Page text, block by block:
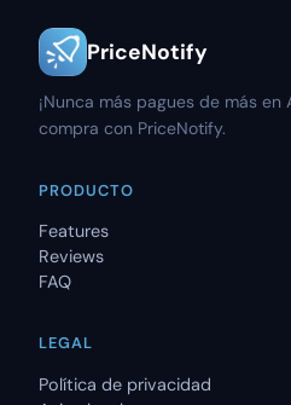
PriceNotify
¡Nunca más pagues de más en
compra con PriceNotify.
PRODUCTO
Features
Reviews
FAQ
LEGAL
Política de privacidad